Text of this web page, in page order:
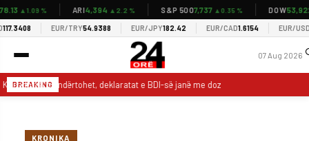
▲1.09 % ARI4,394▲2.2 % S&P 5007,737▲0.35 % DOW53,922
EUR/TRY54.9388 EUR/JPY182.42 EUR/CAD1.6154 EUR/USD
07 Aug 2026
BREAKING
Korridori 8 po ndërtohet, deklaratat e BDI-së janë me doza ​humori
KRONIKA